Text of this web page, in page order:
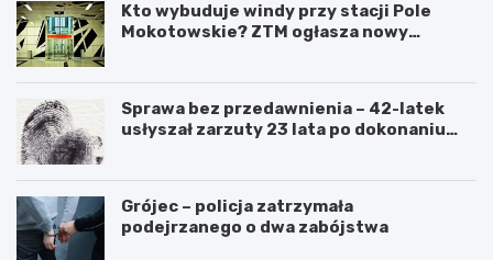
Kto wybuduje windy przy stacji Pole
Mokotowskie? ZTM ogłasza nowy
Sprawa bez przedawnienia – 42-latek
usłyszał zarzuty 23 lata po dokonaniu
Grójec – policja zatrzymała
podejrzanego o dwa zabójstwa